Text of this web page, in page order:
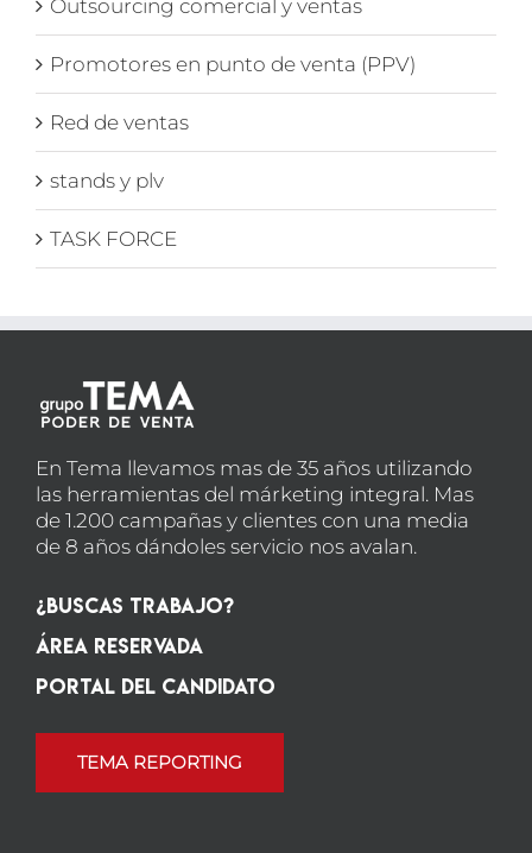
Outsourcing comercial y ventas
Promotores en punto de venta (PPV)
Red de ventas
stands y plv
TASK FORCE
En Tema llevamos mas de 35 años utilizando
las herramientas del márketing integral. Mas
de 1.200 campañas y clientes con una media
de 8 años dándoles servicio nos avalan.
¿Buscas Trabajo?
Área Reservada
Portal del candidato
TEMA REPORTING